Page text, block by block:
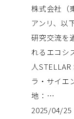
株式会社（
アンリ、以
研究交流を
れるエコシ
人
ラ・サイエ
地：…
2025/04/25